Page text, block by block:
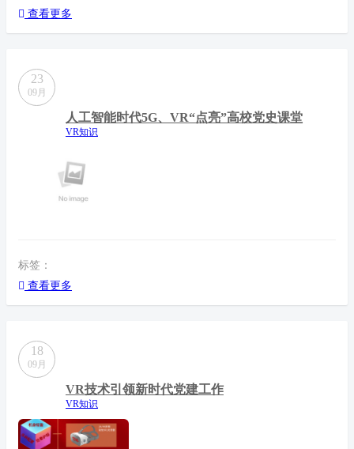
查看更多
23
09月
人工智能时代5G、VR“点亮”高校党史课堂
VR知识
标签：
查看更多
18
09月
VR技术引领新时代党建工作
VR知识